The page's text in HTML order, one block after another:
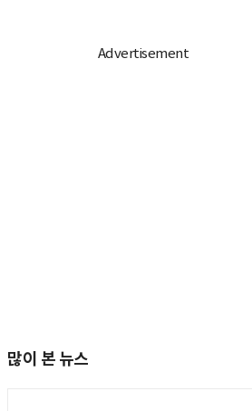
많이 본 뉴스